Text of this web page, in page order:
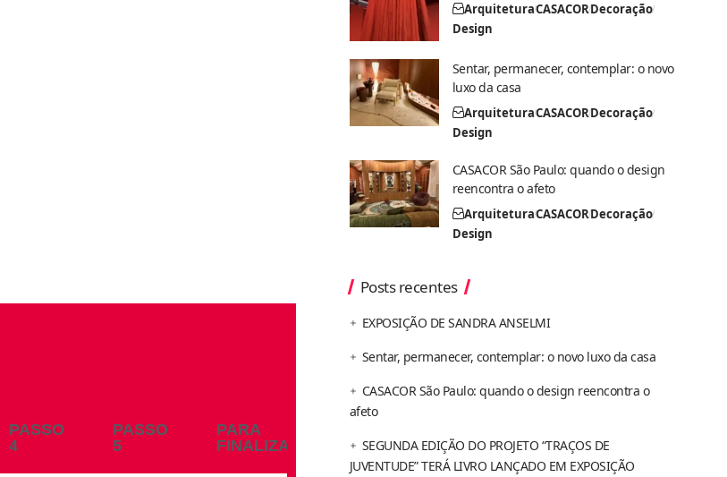
PASSO
4
PASSO
5
PARA
FINALIZAR
ArquiteturaCASACORDecoração
Design
Sentar, permanecer, contemplar: o novo
luxo da casa
ArquiteturaCASACORDecoração
Design
CASACOR São Paulo: quando o design
reencontra o afeto
ArquiteturaCASACORDecoração
Design
Posts recentes
EXPOSIÇÃO DE SANDRA ANSELMI
Sentar, permanecer, contemplar: o novo luxo da casa
CASACOR São Paulo: quando o design reencontra o
afeto
SEGUNDA EDIÇÃO DO PROJETO “TRAÇOS DE
JUVENTUDE” TERÁ LIVRO LANÇADO EM EXPOSIÇÃO